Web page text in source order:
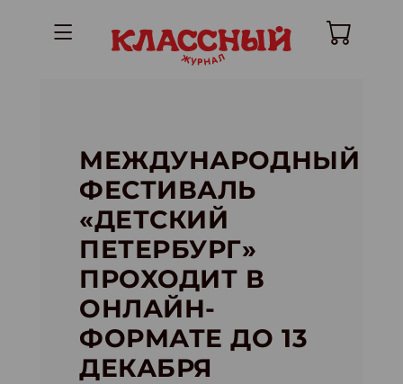
МЕЖДУНАРОДНЫЙ
ФЕСТИВАЛЬ
«ДЕТСКИЙ
ПЕТЕРБУРГ»
ПРОХОДИТ В
ОНЛАЙН-
ФОРМАТЕ ДО 13
ДЕКАБРЯ